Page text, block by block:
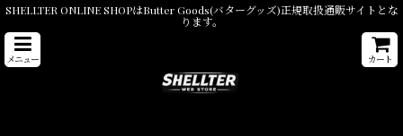
SHELLTER ONLINE SHOPはButter Goods(バターグッズ)正規取扱通販サイトとな
ります。
メニュー カート